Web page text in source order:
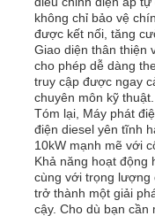
bộ máy phát điện
Máy phát điện gia
Bộ tạo tán
Máy phát âm
không chỉ bảo vệ
được kết nối, tăng
Giao diện thân thiện
cho phép dễ dàng
truy cập được ngay
chuyên môn kỹ thuật.
Tóm lại, Máy phát
điện diesel yên tĩnh
10kW mạnh mẽ với
Khả năng hoạt động
cùng với trọng lượng
trở thành một giải
cậy. Cho dù bạn cần